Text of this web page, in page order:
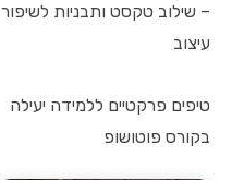
– שילוב טקסט ותבניות לשיפור
עיצוב
טיפים פרקטיים ללמידה יעילה
בקורס פוטושופ